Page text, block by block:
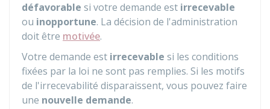
défavorable si votre demande est irrecevable
ou inopportune. La décision de l'administration
doit être motivée.
Votre demande est irrecevable si les conditions
fixées par la loi ne sont pas remplies. Si les motifs
de l'irrecevabilité disparaissent, vous pouvez faire
une nouvelle demande.